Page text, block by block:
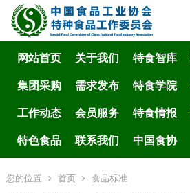
网站首页 关于我们 特食智库
集团采购 需求发布 特食学院
工作动态 会员服务 特食情报
特色食品 联系我们 中国食协
您的位置 首页 食品标准